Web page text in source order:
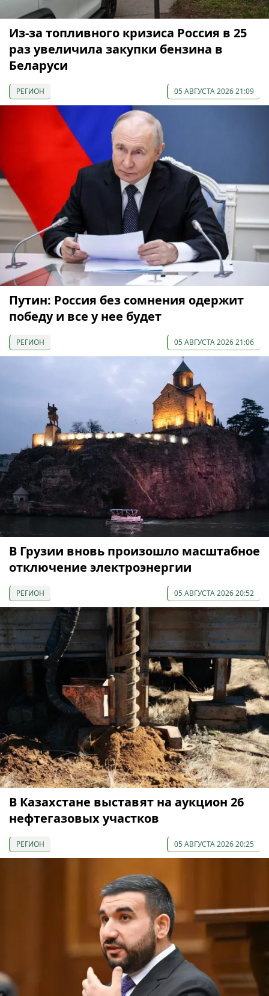
Из-за топливного кризиса Россия в 25
раз увеличила закупки бензина в
Беларуси
РЕГИОН 05 АВГУСТА 2026 21:09
Путин: Россия без сомнения одержит
победу и все у нее будет
РЕГИОН 05 АВГУСТА 2026 21:06
В Грузии вновь произошло масштабное
отключение электроэнергии
РЕГИОН 05 АВГУСТА 2026 20:52
В Казахстане выставят на аукцион 26
нефтегазовых участков
РЕГИОН 05 АВГУСТА 2026 20:25